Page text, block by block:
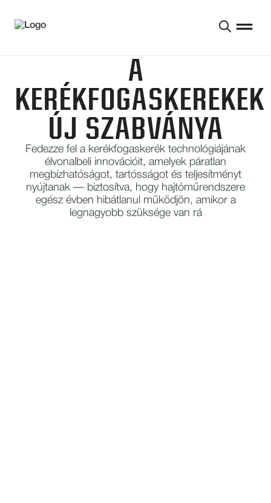
A
KERÉKFOGASKEREKEK
ÚJ SZABVÁNYA
Fedezze fel a kerékfogaskerék technológiájának
élvonalbeli innovációit, amelyek páratlan
megbízhatóságot, tartósságot és teljesítményt
nyújtanak — biztosítva, hogy hajtóműrendszere
egész évben hibátlanul működjön, amikor a
legnagyobb szüksége van rá